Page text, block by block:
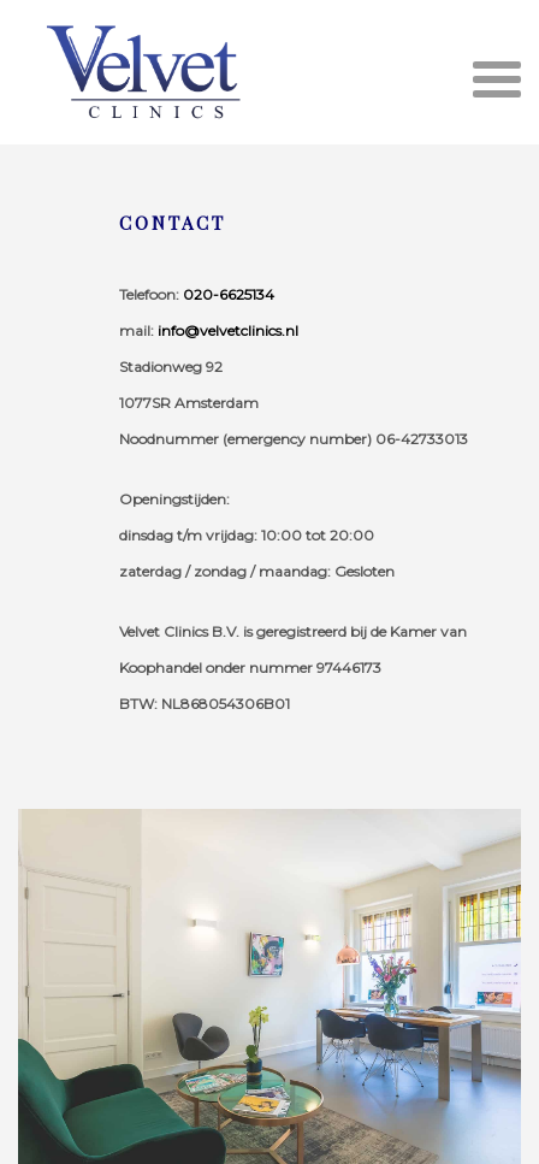
CONTACT
Telefoon: 020-6625134
mail: info@velvetclinics.nl
Stadionweg 92
1077SR Amsterdam
Noodnummer (emergency number) 06-42733013
Openingstijden:
dinsdag t/m vrijdag: 10:00 tot 20:00
zaterdag / zondag / maandag: Gesloten
Velvet Clinics B.V. is geregistreerd bij de Kamer van
Koophandel onder nummer 97446173
BTW: NL868054306B01